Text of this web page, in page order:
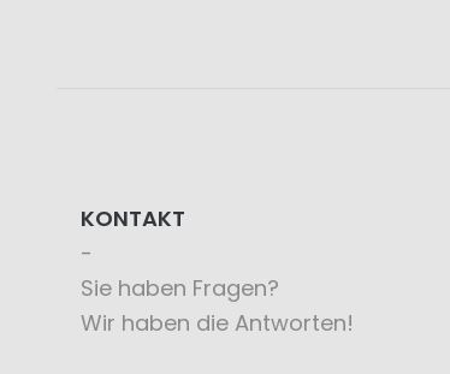
KONTAKT
Sie haben Fragen?
Wir haben die Antworten!